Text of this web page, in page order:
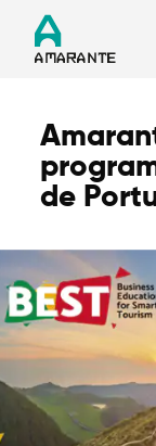
Termo de
Categorias
Filtros
de